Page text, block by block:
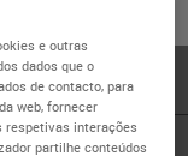
e outras
dados que o
de contacto, para
web, fornecer
respetivas interações
partilhe conteúdos